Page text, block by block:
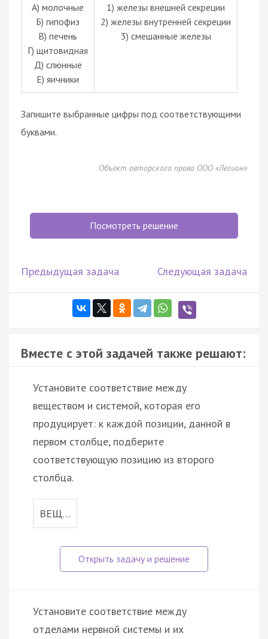
А) молочные
Б) гипофиз
В) печень
Г) щитовидная
Д) слюнные
Е) яичники
1) железы внешней секреции
2) железы внутренней секреции
3) смешанные железы
Запишите выбранные цифры под соответствующими
буквами.
Объект авторского права ООО «Легион»
Посмотреть решение
Предыдущая задача Следующая задача
Вместе с этой задачей также решают:
Установите соответствие между
веществом и системой, которая его
продуцирует: к каждой позиции, данной в
первом столбце, подберите
соответствующую позицию из второго
столбца.
ВЕЩ…
Установите соответствие между
отделами нервной системы и их